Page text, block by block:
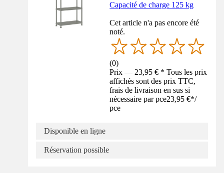
Capacité de charge 125 kg
Cet article n'a pas encore été
noté.
(0)
Prix — 23,95 € * Tous les prix
affichés sont des prix TTC,
frais de livraison en sus si
nécessaire par pce23,95 €*/
pce
Disponible en ligne
Réservation possible